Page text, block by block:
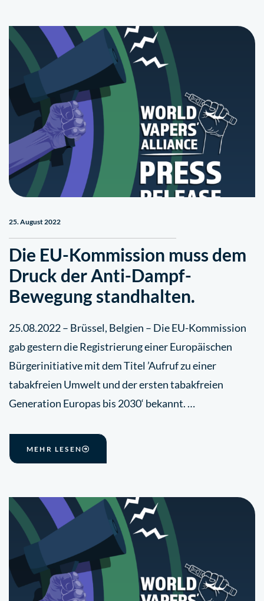
25. August 2022
Die EU-Kommission muss dem
Druck der Anti-Dampf-
Bewegung standhalten.
25.08.2022 – Brüssel, Belgien – Die EU-Kommission
gab gestern die Registrierung einer Europäischen
Bürgerinitiative mit dem Titel ’Aufruf zu einer
tabakfreien Umwelt und der ersten tabakfreien
Generation Europas bis 2030‘ bekannt. …
MEHR LESEN